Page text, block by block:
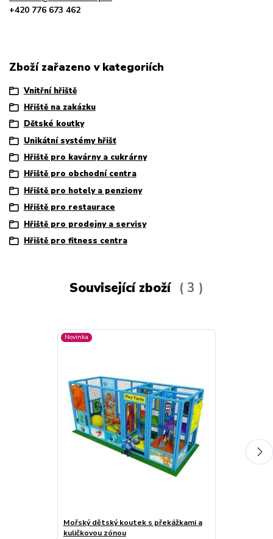
+420 776 673 462
Zboží zařazeno v kategoriích
Vnitřní hřiště
Hřiště na zakázku
Dětské koutky
Unikátní systémy hřišť
Hřiště pro kavárny a cukrárny
Hřiště pro obchodní centra
Hřiště pro hotely a penziony
Hřiště pro restaurace
Hřiště pro prodejny a servisy
Hřiště pro fitness centra
Související zboží 3
Novinka
Mořský dětský koutek s překážkami a
kuličkovou zónou